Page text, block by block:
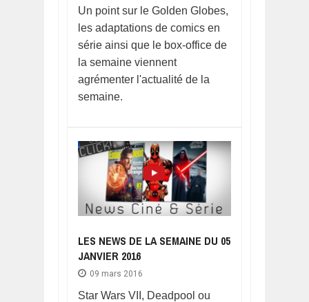
Un point sur le Golden Globes,
les adaptations de comics en
série ainsi que le box-office de
la semaine viennent
agrémenter l'actualité de la
semaine.
LES NEWS DE LA SEMAINE DU 05
JANVIER 2016
09 mars 2016
Star Wars VII, Deadpool ou